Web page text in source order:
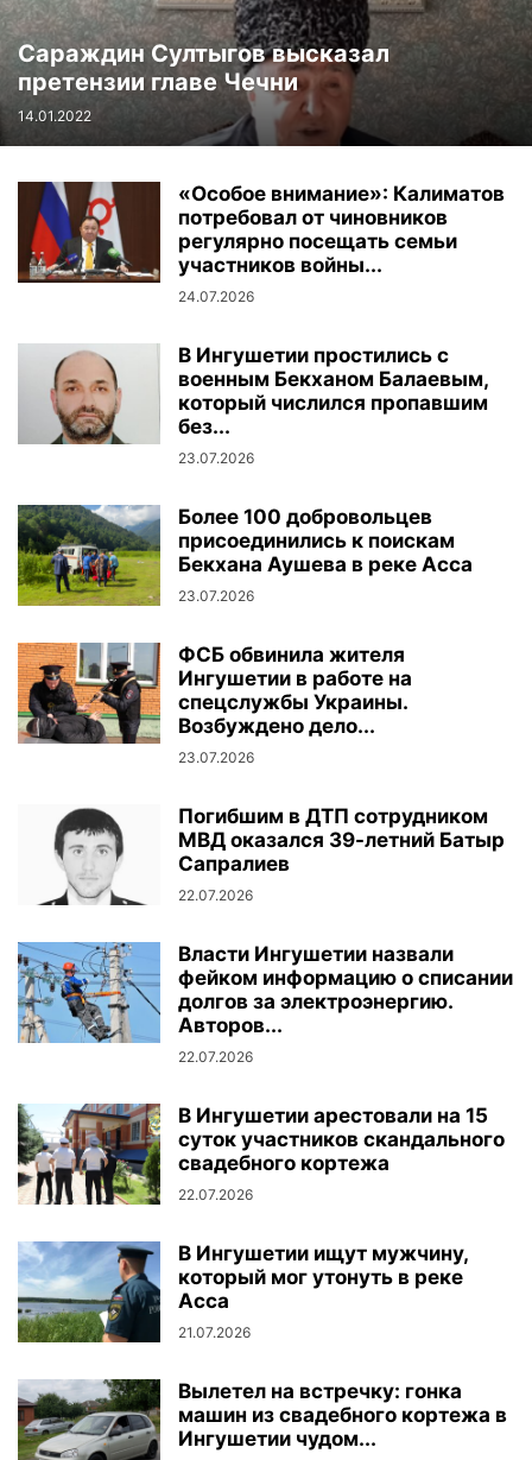
Сараждин Султыгов высказал
претензии главе Чечни
14.01.2022
«Особое внимание»: Калиматов
потребовал от чиновников
регулярно посещать семьи
участников войны...
24.07.2026
В Ингушетии простились с
военным Бекханом Балаевым,
который числился пропавшим
без...
23.07.2026
Более 100 добровольцев
присоединились к поискам
Бекхана Аушева в реке Асса
23.07.2026
ФСБ обвинила жителя
Ингушетии в работе на
спецслужбы Украины.
Возбуждено дело...
23.07.2026
Погибшим в ДТП сотрудником
МВД оказался 39-летний Батыр
Сапралиев
22.07.2026
Власти Ингушетии назвали
фейком информацию о списании
долгов за электроэнергию.
Авторов...
22.07.2026
В Ингушетии арестовали на 15
суток участников скандального
свадебного кортежа
22.07.2026
В Ингушетии ищут мужчину,
который мог утонуть в реке
Асса
21.07.2026
Вылетел на встречку: гонка
машин из свадебного кортежа в
Ингушетии чудом...